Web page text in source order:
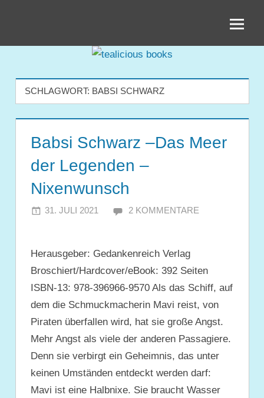
books
SCHLAGWORT: BABSI SCHWARZ
Babsi Schwarz –Das Meer
der Legenden –
Nixenwunsch
31. JULI 2021 JULIA
2 KOMMENTARE
Herausgeber: Gedankenreich Verlag
Broschiert/Hardcover/eBook: 392 Seiten
ISBN-13: 978-396966-9570 Als das Schiff, auf
dem die Schmuckmacherin Mavi reist, von
Piraten überfallen wird, hat sie große Angst.
Mehr Angst als viele der anderen Passagiere.
Denn sie verbirgt ein Geheimnis, das unter
keinen Umständen entdeckt werden darf:
Mavi ist eine Halbnixe. Sie braucht Wasser